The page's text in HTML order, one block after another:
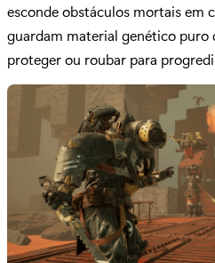
esconde obstáculos mortais em
guardam material genético puro
proteger ou roubar para